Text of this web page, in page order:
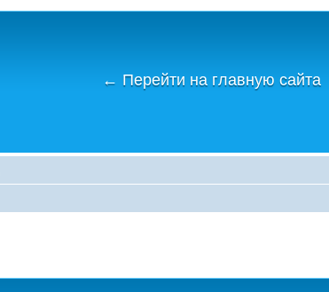
← Перейти на главную сайта